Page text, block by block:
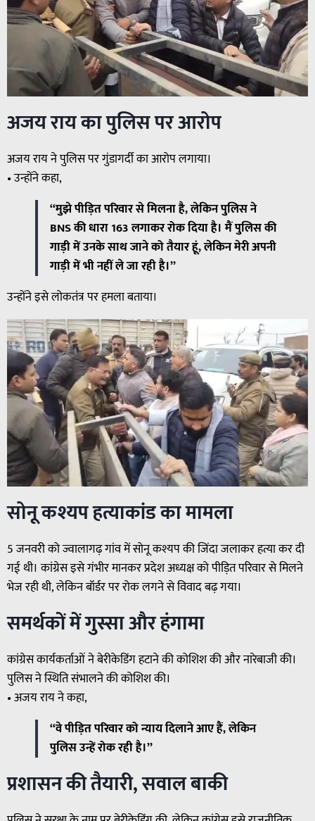
अजय राय का पुलिस पर आरोप
अजय राय ने पुलिस पर गुंडागर्दी का आरोप लगाया।
• उन्होंने कहा,
“मुझे पीड़ित परिवार से मिलना है, लेकिन पुलिस ने
BNS की धारा 163 लगाकर रोक दिया है। मैं पुलिस की
गाड़ी में उनके साथ जाने को तैयार हूं, लेकिन मेरी अपनी
गाड़ी में भी नहीं ले जा रही है।”
उन्होंने इसे लोकतंत्र पर हमला बताया।
सोनू कश्यप हत्याकांड का मामला
5 जनवरी को ज्वालागढ़ गांव में सोनू कश्यप की जिंदा जलाकर हत्या कर दी
गई थी। कांग्रेस इसे गंभीर मानकर प्रदेश अध्यक्ष को पीड़ित परिवार से मिलने
भेज रही थी, लेकिन बॉर्डर पर रोक लगने से विवाद बढ़ गया।
समर्थकों में गुस्सा और हंगामा
कांग्रेस कार्यकर्ताओं ने बेरीकेडिंग हटाने की कोशिश की और नारेबाजी की।
पुलिस ने स्थिति संभालने की कोशिश की।
• अजय राय ने कहा,
“वे पीड़ित परिवार को न्याय दिलाने आए हैं, लेकिन
पुलिस उन्हें रोक रही है।”
प्रशासन की तैयारी, सवाल बाकी